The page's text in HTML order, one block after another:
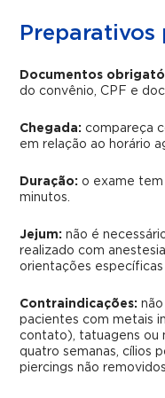
Preparativos
Documentos
do convênio, CPF e
Chegada: compareça
em relação ao horário
Duração: o exame
minutos.
Jejum: não é
realizado com
orientações
Contraindicações:
pacientes com metais
contato), tatuagens ou
quatro semanas, cílios
piercings não